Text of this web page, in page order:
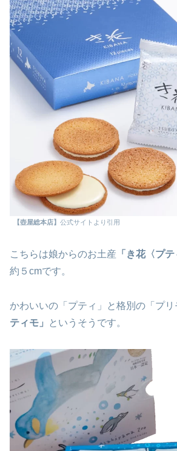
【壺屋総本店】 公式サイトより引用
こちらは娘からのお土産 「き花〈プテ
約５cmです。
かわいいの「プティ」と格別の「プリ
ティモ」
というそうです。